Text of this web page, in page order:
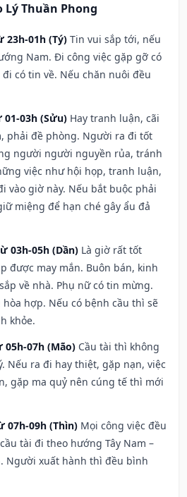
Lý Thuần Phong
23h-01h (Tý) Tin vui sắp tới, nếu
Nam. Đi công việc gặp gỡ có
có tin về. Nếu chăn nuôi đều
01-03h (Sửu) Hay tranh luận, cãi
phải đề phòng. Người ra đi tốt
người người nguyền rủa, tránh
việc như hội họp, tranh luận,
vào giờ này. Nếu bắt buộc phải
miệng để hạn ché gây ẩu đả
03h-05h (Dần) Là giờ rất tốt
được may mắn. Buôn bán, kinh
về nhà. Phụ nữ có tin mừng.
hợp. Nếu có bệnh cầu thì sẽ
khỏe.
05h-07h (Mão) Cầu tài thì không
Nếu ra đi hay thiệt, gặp nạn, việc
gặp ma quỷ nên cúng tế thì mới
07h-09h (Thìn) Mọi công việc đều
tài đi theo hướng Tây Nam –
Người xuất hành thì đều bình